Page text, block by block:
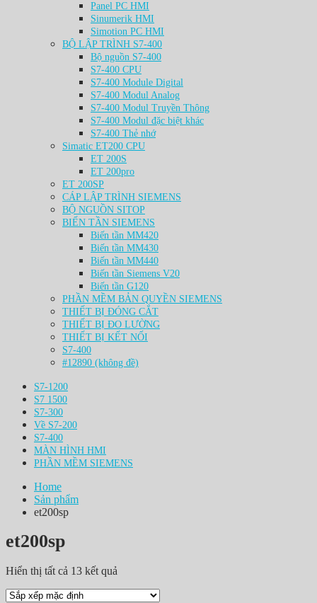
Panel PC HMI
Sinumerik HMI
Simotion PC HMI
BỘ LẬP TRÌNH S7-400
Bộ nguồn S7-400
S7-400 CPU
S7-400 Module Digital
S7-400 Modul Analog
S7-400 Modul Truyền Thông
S7-400 Modul đặc biệt khác
S7-400 Thẻ nhớ
Simatic ET200 CPU
ET 200S
ET 200pro
ET 200SP
CÁP LẬP TRÌNH SIEMENS
BỘ NGUỒN SITOP
BIẾN TẦN SIEMENS
Biến tần MM420
Biến tần MM430
Biến tần MM440
Biến tần Siemens V20
Biến tần G120
PHẦN MỀM BẢN QUYỀN SIEMENS
THIẾT BỊ ĐÓNG CẮT
THIẾT BỊ ĐO LƯỜNG
THIẾT BỊ KẾT NỐI
S7-400
#12890 (không đề)
S7-1200
S7 1500
S7-300
Về S7-200
S7-400
MÀN HÌNH HMI
PHẦN MỀM SIEMENS
Home
Sản phẩm
et200sp
et200sp
Hiển thị tất cả 13 kết quả